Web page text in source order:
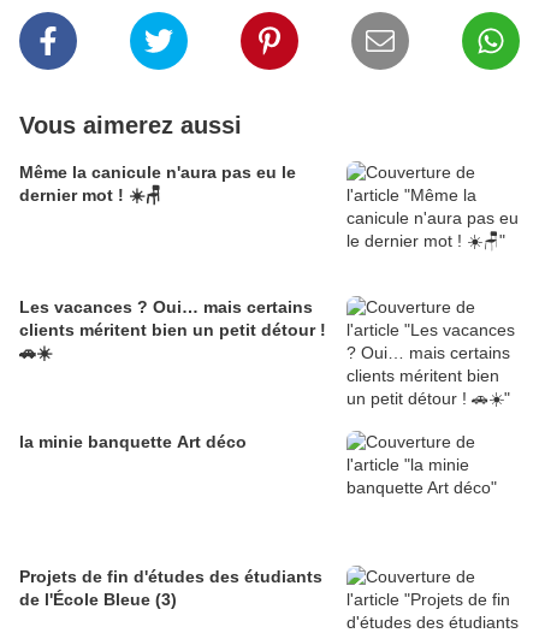
Vous aimerez aussi
Même la canicule n'aura pas eu le
dernier mot ! ☀️🪑
Les vacances ? Oui… mais certains
clients méritent bien un petit détour !
🚗☀️
la minie banquette Art déco
Projets de fin d'études des étudiants
de l'École Bleue (3)